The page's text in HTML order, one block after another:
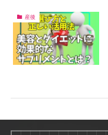
産後